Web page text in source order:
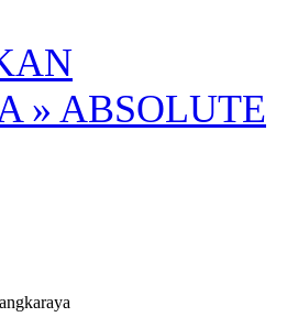
» ABSOLUTE